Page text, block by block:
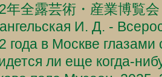
年全露芸術・産業博覧会
И. Д. -
года в Москве
ли еще когда-